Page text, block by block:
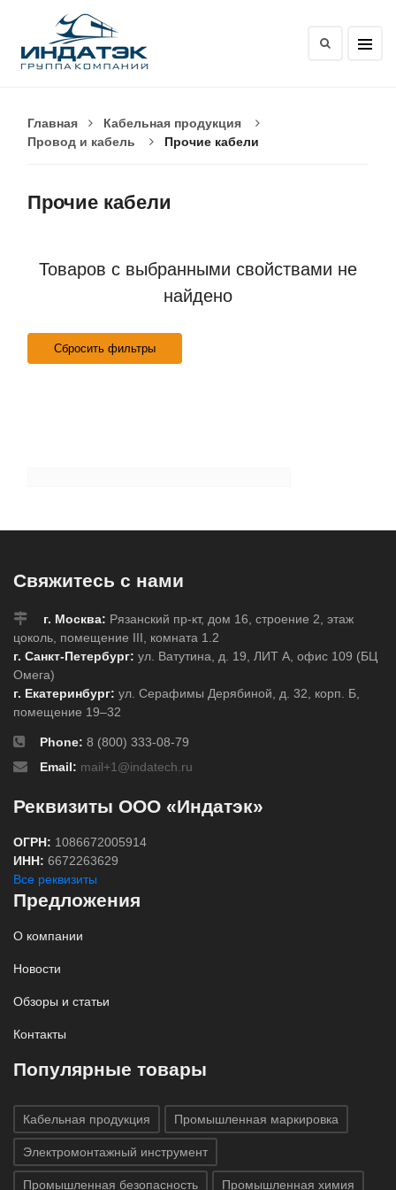
Главная
Кабельная продукция
Провод и кабель
Прочие кабели
Прочие кабели
Товаров с выбранными свойствами не
найдено
Сбросить фильтры
Свяжитесь с нами
г. Москва: Рязанский пр-кт, дом 16, строение 2, этаж
цоколь, помещение III, комната 1.2
г. Санкт-Петербург: ул. Ватутина, д. 19, ЛИТ А, офис 109 (БЦ
Омега)
г. Екатеринбург: ул. Серафимы Дерябиной, д. 32, корп. Б,
помещение 19–32
Phone: 8 (800) 333-08-79
Email: mail+1@indatech.ru
Реквизиты ООО «Индатэк»
ОГРН: 1086672005914
ИНН: 6672263629
Все реквизиты
Предложения
О компании
Новости
Обзоры и статьи
Контакты
Популярные товары
Кабельная продукция Промышленная маркировка
Электромонтажный инструмент
Промышленная безопасность Промышленная химия